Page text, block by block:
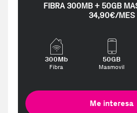
FIBRA 300MB + 50GB
34,90€/MES
300Mb
Fibra
50GB
Masmovil
Me interesa